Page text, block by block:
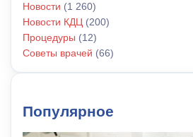
Новости (1 260)
Новости КДЦ (200)
Процедуры (12)
Советы врачей (66)
Популярное